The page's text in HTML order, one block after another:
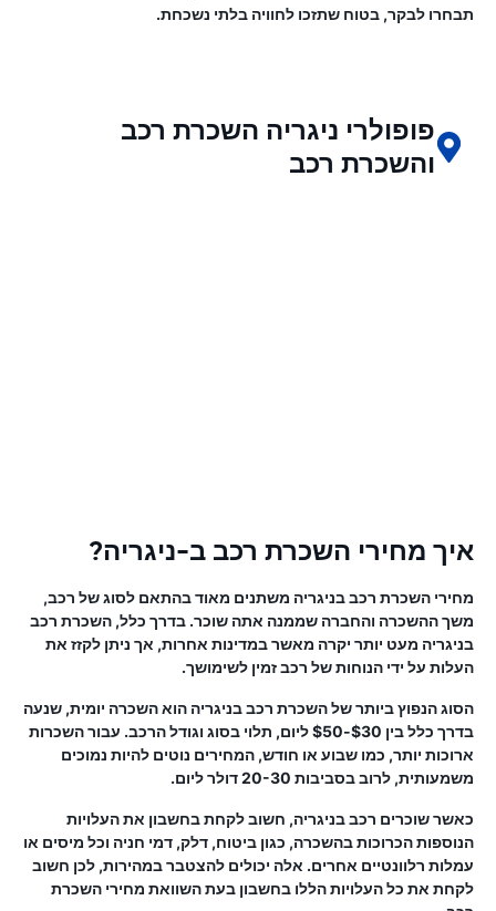
תבחרו לבקר, בטוח שתזכו לחוויה בלתי נשכחת.
פופולרי ניגריה השכרת רכב
והשכרת רכב
איך מחירי השכרת רכב ב-ניגריה?
מחירי השכרת רכב בניגריה משתנים מאוד בהתאם לסוג של רכב,
משך ההשכרה והחברה שממנה אתה שוכר. בדרך כלל, השכרת רכב
בניגריה מעט יותר יקרה מאשר במדינות אחרות, אך ניתן לקזז את
העלות על ידי הנוחות של רכב זמין לשימושך.
הסוג הנפוץ ביותר של השכרת רכב בניגריה הוא השכרה יומית, שנעה
בדרך כלל בין $30-$50 ליום, תלוי בסוג וגודל הרכב. עבור השכרות
ארוכות יותר, כמו שבוע או חודש, המחירים נוטים להיות נמוכים
משמעותית, לרוב בסביבות 20-30 דולר ליום.
כאשר שוכרים רכב בניגריה, חשוב לקחת בחשבון את העלויות
הנוספות הכרוכות בהשכרה, כגון ביטוח, דלק, דמי חניה וכל מיסים או
עמלות רלוונטיים אחרים. אלה יכולים להצטבר במהירות, לכן חשוב
לקחת את כל העלויות הללו בחשבון בעת ​​השוואת מחירי השכרת